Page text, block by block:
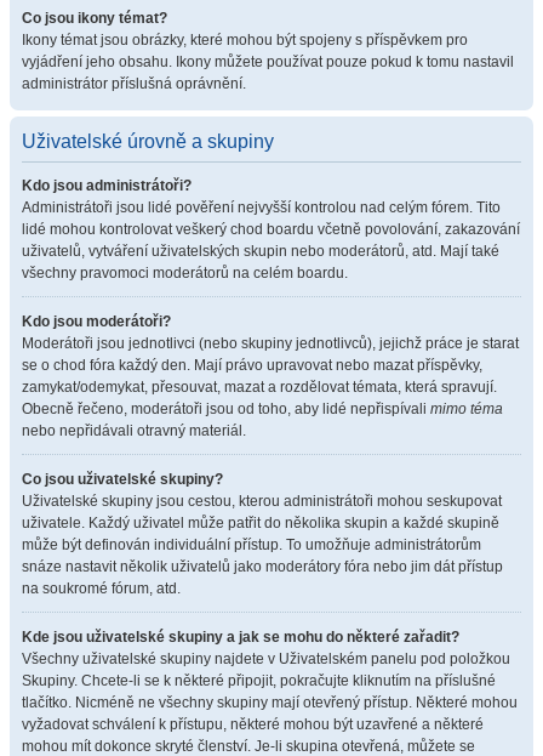
Co jsou ikony témat?
Ikony témat jsou obrázky, které mohou být spojeny s příspěvkem pro
vyjádření jeho obsahu. Ikony můžete používat pouze pokud k tomu nastavil
administrátor příslušná oprávnění.
Uživatelské úrovně a skupiny
Kdo jsou administrátoři?
Administrátoři jsou lidé pověření nejvyšší kontrolou nad celým fórem. Tito
lidé mohou kontrolovat veškerý chod boardu včetně povolování, zakazování
uživatelů, vytváření uživatelských skupin nebo moderátorů, atd. Mají také
všechny pravomoci moderátorů na celém boardu.
Kdo jsou moderátoři?
Moderátoři jsou jednotlivci (nebo skupiny jednotlivců), jejichž práce je starat
se o chod fóra každý den. Mají právo upravovat nebo mazat příspěvky,
zamykat/odemykat, přesouvat, mazat a rozdělovat témata, která spravují.
Obecně řečeno, moderátoři jsou od toho, aby lidé nepřispívali mimo téma
nebo nepřidávali otravný materiál.
Co jsou uživatelské skupiny?
Uživatelské skupiny jsou cestou, kterou administrátoři mohou seskupovat
uživatele. Každý uživatel může patřit do několika skupin a každé skupině
může být definován individuální přístup. To umožňuje administrátorům
snáze nastavit několik uživatelů jako moderátory fóra nebo jim dát přístup
na soukromé fórum, atd.
Kde jsou uživatelské skupiny a jak se mohu do některé zařadit?
Všechny uživatelské skupiny najdete v Uživatelském panelu pod položkou
Skupiny. Chcete-li se k některé připojit, pokračujte kliknutím na příslušné
tlačítko. Nicméně ne všechny skupiny mají otevřený přístup. Některé mohou
vyžadovat schválení k přístupu, některé mohou být uzavřené a některé
mohou mít dokonce skryté členství. Je-li skupina otevřená, můžete se